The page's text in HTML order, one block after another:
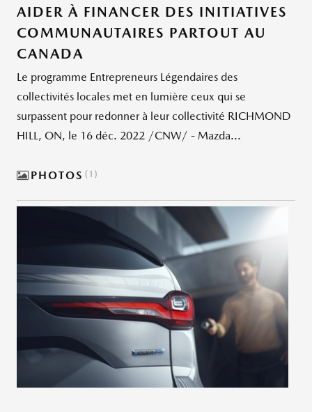
AIDER À FINANCER DES INITIATIVES
COMMUNAUTAIRES PARTOUT AU
CANADA
Le programme Entrepreneurs Légendaires des
collectivités locales met en lumière ceux qui se
surpassent pour redonner à leur collectivité RICHMOND
HILL, ON, le 16 déc. 2022 /CNW/ - Mazda...
PHOTOS 1